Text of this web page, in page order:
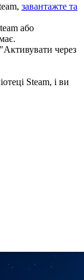
завантажте та
або
через
Steam, і ви